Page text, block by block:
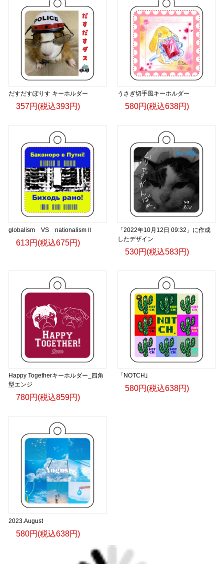
だすだすぽりす キーホルダー
357円(税込393円)
うさぎ切手風キーホルダー
580円(税込638円)
globalism VS nationalismⅡ
613円(税込675円)
「2022年10月12日 09:32」に作成
したデザイン
530円(税込583円)
Happy Togetherキーホルダー_四角
型エンジ
780円(税込859円)
「NOTCH｣
580円(税込638円)
2023.August
580円(税込638円)